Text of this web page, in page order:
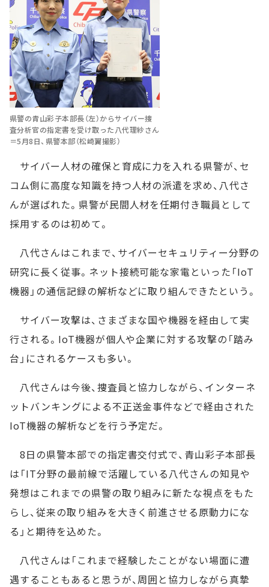
県警の青山彩子本部長（左）からサイバー捜
査分析官の指定書を受け取った八代理紗さん
＝5月8日、県警本部（松崎翼撮影）
サイバー人材の確保と育成に力を入れる県警が、セ
コム側に高度な知識を持つ人材の派遣を求め、八代さ
んが選ばれた。県警が民間人材を任期付き職員として
採用するのは初めて。
八代さんはこれまで、サイバーセキュリティー分野の
研究に長く従事。ネット接続可能な家電といった「IoT
機器」の通信記録の解析などに取り組んできたという。
サイバー攻撃は、さまざまな国や機器を経由して実
行される。IoT機器が個人や企業に対する攻撃の「踏み
台」にされるケースも多い。
八代さんは今後、捜査員と協力しながら、インターネ
ットバンキングによる不正送金事件などで経由された
IoT機器の解析などを行う予定だ。
8日の県警本部での指定書交付式で、青山彩子本部長
は「IT分野の最前線で活躍している八代さんの知見や
発想はこれまでの県警の取り組みに新たな視点をもた
らし、従来の取り組みを大きく前進させる原動力にな
る」と期待を込めた。
八代さんは「これまで経験したことがない場面に遭
遇することもあると思うが、周囲と協力しながら真摯